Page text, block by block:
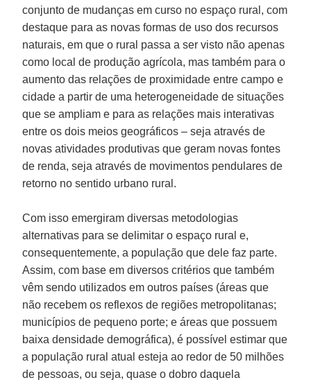
conjunto de mudanças em curso no espaço rural, com
destaque para as novas formas de uso dos recursos
naturais, em que o rural passa a ser visto não apenas
como local de produção agrícola, mas também para o
aumento das relações de proximidade entre campo e
cidade a partir de uma heterogeneidade de situações
que se ampliam e para as relações mais interativas
entre os dois meios geográficos – seja através de
novas atividades produtivas que geram novas fontes
de renda, seja através de movimentos pendulares de
retorno no sentido urbano rural.
Com isso emergiram diversas metodologias
alternativas para se delimitar o espaço rural e,
consequentemente, a população que dele faz parte.
Assim, com base em diversos critérios que também
vêm sendo utilizados em outros países (áreas que
não recebem os reflexos de regiões metropolitanas;
municípios de pequeno porte; e áreas que possuem
baixa densidade demográfica), é possível estimar que
a população rural atual esteja ao redor de 50 milhões
de pessoas, ou seja, quase o dobro daquela